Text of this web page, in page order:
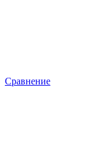
Сравнение